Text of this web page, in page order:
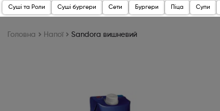
Суші та Роли Суші бургери Сети Бургери Піца Супи
Головна Напої Sandora вишневий